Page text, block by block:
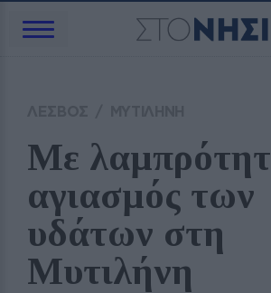
Με
αγιασμός των
υδάτων στη
Μυτιλήνη